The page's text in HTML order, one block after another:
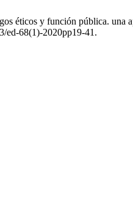
éticos y función pública. una
ed-68(1)-2020pp19-41.